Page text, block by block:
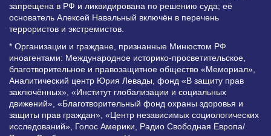
запрещена в РФ и ликвидирована по решению суда; её
основатель Алексей Навальный включён в перечень
террористов и экстремистов.
* Организации и граждане, признанные Минюстом РФ
иноагентами: Международное историко-просветительское,
благотворительное и правозащитное общество «Мемориал»,
Аналитический центр Юрия Левады, фонд «В защиту прав
заключённых», «Институт глобализации и социальных
движений», «Благотворительный фонд охраны здоровья и
защиты прав граждан», «Центр независимых социологических
исследований», Голос Америки, Радио Свободная Европа/